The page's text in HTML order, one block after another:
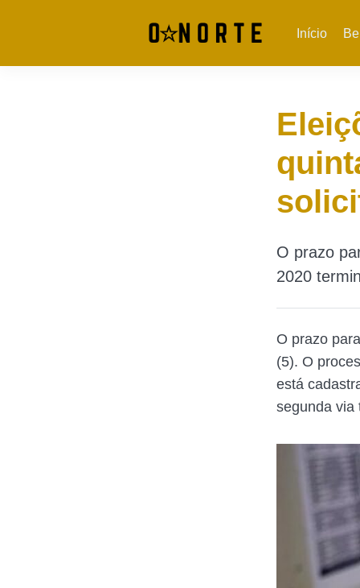
Início
O prazo
2020
O prazo
(5). O
está
segunda via